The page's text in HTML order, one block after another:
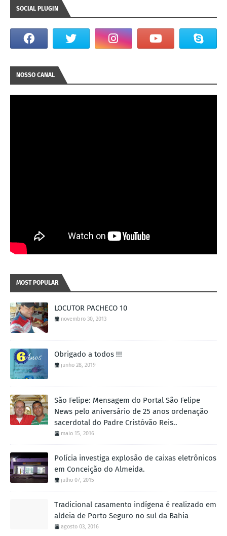
SOCIAL PLUGIN
NOSSO CANAL
MOST POPULAR
LOCUTOR PACHECO 10
novembro 30, 2013
Obrigado a todos !!!
junho 28, 2019
São Felipe: Mensagem do Portal São Felipe
News pelo aniversário de 25 anos ordenação
sacerdotal do Padre Cristóvão Reis..
maio 15, 2016
Polícia investiga explosão de caixas eletrônicos
em Conceição do Almeida.
julho 07, 2015
Tradicional casamento indígena é realizado em
aldeia de Porto Seguro no sul da Bahia
agosto 03, 2016